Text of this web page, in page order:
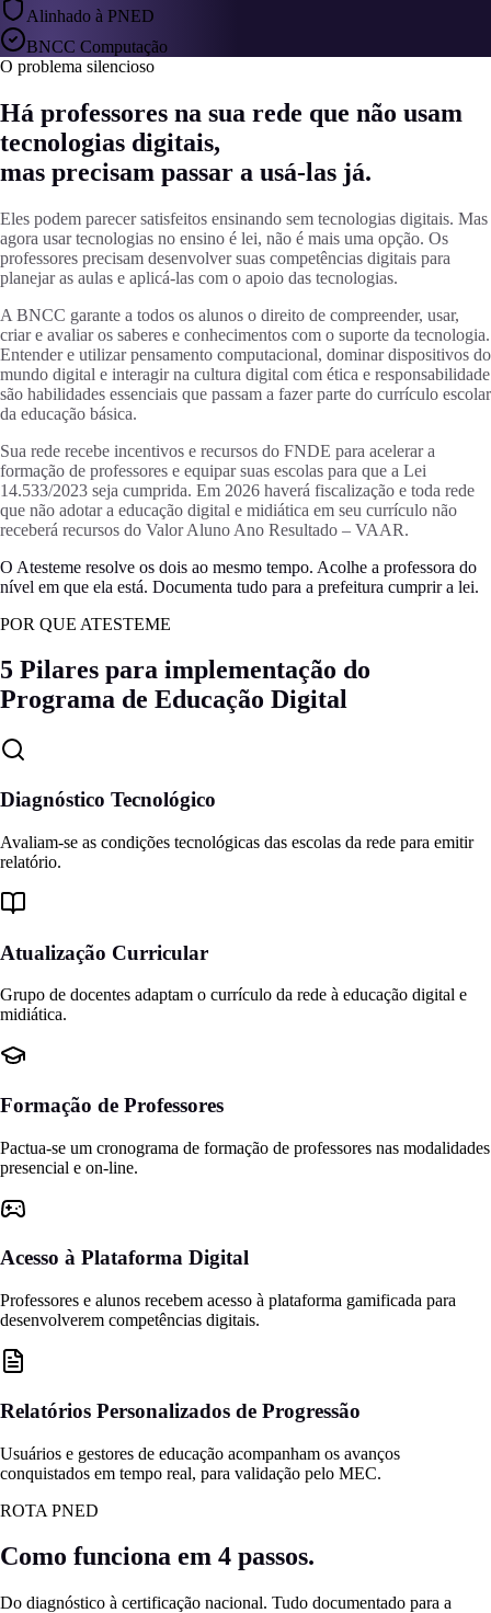
Alinhado à PNED
BNCC Computação
O problema silencioso
Há professores na sua rede que não usam
tecnologias digitais,
mas precisam passar a usá-las já.
Eles podem parecer satisfeitos ensinando sem tecnologias digitais. Mas
agora usar tecnologias no ensino é lei, não é mais uma opção. Os
professores precisam desenvolver suas competências digitais para
planejar as aulas e aplicá-las com o apoio das tecnologias.
A BNCC garante a todos os alunos o direito de compreender, usar,
criar e avaliar os saberes e conhecimentos com o suporte da tecnologia.
Entender e utilizar pensamento computacional, dominar dispositivos do
mundo digital e interagir na cultura digital com ética e responsabilidade
são habilidades essenciais que passam a fazer parte do currículo escolar
da educação básica.
Sua rede recebe incentivos e recursos do FNDE para acelerar a
formação de professores e equipar suas escolas para que a Lei
14.533/2023 seja cumprida. Em 2026 haverá fiscalização e toda rede
que não adotar a educação digital e midiática em seu currículo não
receberá recursos do Valor Aluno Ano Resultado – VAAR.
O Atesteme resolve os dois ao mesmo tempo. Acolhe a professora do
nível em que ela está. Documenta tudo para a prefeitura cumprir a lei.
POR QUE ATESTEME
5 Pilares para implementação do
Programa de Educação Digital
Diagnóstico Tecnológico
Avaliam-se as condições tecnológicas das escolas da rede para emitir
relatório.
Atualização Curricular
Grupo de docentes adaptam o currículo da rede à educação digital e
midiática.
Formação de Professores
Pactua-se um cronograma de formação de professores nas modalidades
presencial e on-line.
Acesso à Plataforma Digital
Professores e alunos recebem acesso à plataforma gamificada para
desenvolverem competências digitais.
Relatórios Personalizados de Progressão
Usuários e gestores de educação acompanham os avanços
conquistados em tempo real, para validação pelo MEC.
ROTA PNED
Como funciona em 4 passos.
Do diagnóstico à certificação nacional. Tudo documentado para a